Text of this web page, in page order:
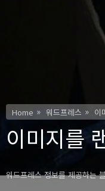
Home 워드프레스 이
이미지를
워드프레스 정보를 제공하는